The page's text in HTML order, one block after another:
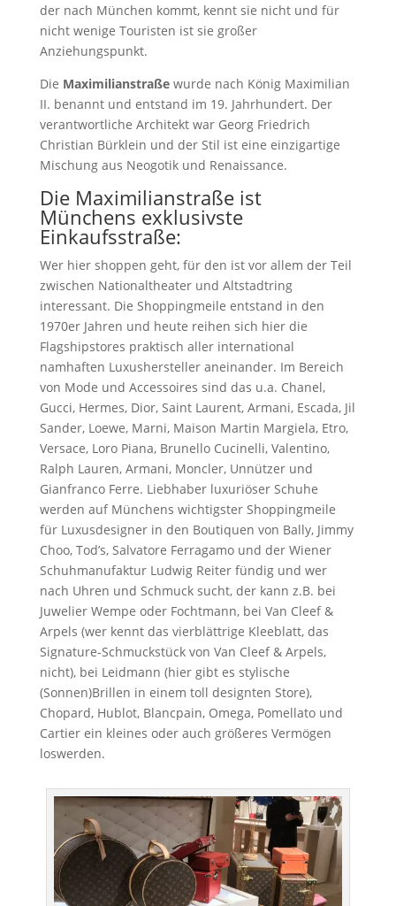
der nach München kommt, kennt sie nicht und für
nicht wenige Touristen ist sie großer
Anziehungspunkt.
Die Maximilianstraßewurde nach König Maximilian
II. benannt und entstand im 19. Jahrhundert. Der
verantwortliche Architekt war Georg Friedrich
Christian Bürklein und der Stil ist eine einzigartige
Mischung aus Neogotik und Renaissance.
Die Maximilianstraße ist
Münchens exklusivste
Einkaufsstraße:
Wer hier shoppen geht, für den ist vor allem der Teil
zwischen Nationaltheater und Altstadtring
interessant. Die Shoppingmeile entstand in den
1970er Jahren und heute reihen sich hier die
Flagshipstores praktisch aller international
namhaften Luxushersteller aneinander. Im Bereich
von Mode und Accessoires sind das u.a. Chanel,
Gucci, Hermes, Dior, Saint Laurent, Armani, Escada, Jil
Sander, Loewe, Marni, Maison Martin Margiela, Etro,
Versace, Loro Piana, Brunello Cucinelli, Valentino,
Ralph Lauren, Armani, Moncler, Unnützer und
Gianfranco Ferre. Liebhaber luxuriöser Schuhe
werden auf Münchens wichtigster Shoppingmeile
für Luxusdesigner in den Boutiquen von Bally, Jimmy
Choo, Tod’s, Salvatore Ferragamo und der Wiener
Schuhmanufaktur Ludwig Reiter fündig und wer
nach Uhren und Schmuck sucht, der kann z.B. bei
Juwelier Wempe oder Fochtmann, bei Van Cleef &
Arpels (wer kennt das vierblättrige Kleeblatt, das
Signature-Schmuckstück von Van Cleef & Arpels,
nicht), bei Leidmann (hier gibt es stylische
(Sonnen)Brillen in einem toll designten Store),
Chopard, Hublot, Blancpain, Omega, Pomellato und
Cartier ein kleines oder auch größeres Vermögen
loswerden.